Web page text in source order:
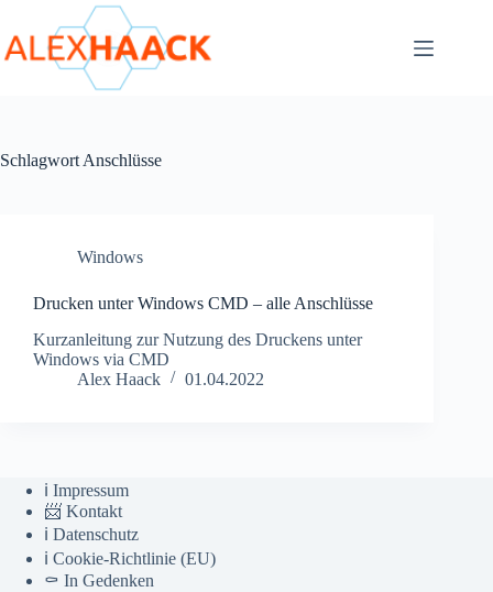
springen
Schlagwort Anschlüsse
Windows
Drucken unter Windows CMD – alle Anschlüsse
Kurzanleitung zur Nutzung des Druckens unter
Windows via CMD
Alex Haack
01.04.2022
ℹ️ Impressum
📨 Kontakt
ℹ️ Datenschutz
ℹ️ Cookie-Richtlinie (EU)
⚰️ In Gedenken